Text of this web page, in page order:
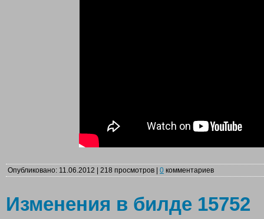
Опубликовано: 11.06.2012 | 218 просмотров | 0 комментариев
Изменения в билде 15752